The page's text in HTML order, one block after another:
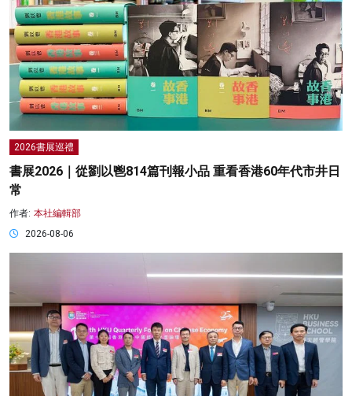
2026書展巡禮
書展2026｜從劉以鬯814篇刊報小品 重看香港60年代市井日
常
作者: 本社編輯部
2026-08-06